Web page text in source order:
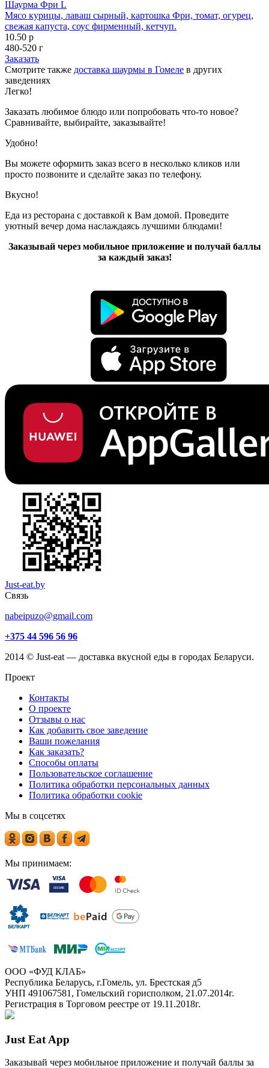
Шаурма Фри L
Мясо курицы, лаваш сырный, картошка Фри, томат, огурец,
свежая капуста, соус фирменный, кетчуп.
10.50 р
480-520 г
Заказать
Смотрите также доставка шаурмы в Гомеле в других
заведениях
Легко!
Заказать любимое блюдо или попробовать что-то новое?
Сравнивайте, выбирайте, заказывайте!
Удобно!
Вы можете оформить заказ всего в несколько кликов или
просто позвоните и сделайте заказ по телефону.
Вкусно!
Еда из ресторана с доставкой к Вам домой. Проведите
уютный вечер дома наслаждаясь лучшими блюдами!
Заказывай через мобильное приложение и получай баллы
за каждый заказ!
Just-eat.by
Связь
nabeipuzo@gmail.com
+375 44 596 56 96
2014 © Just-eat — доставка вкусной еды в городах Беларуси.
Проект
Контакты
О проекте
Отзывы о нас
Как добавить свое заведение
Ваши пожелания
Как заказать?
Способы оплаты
Пользовательское соглашение
Политика обработки персональных данных
Политика обработки cookie
Мы в соцсетях
Мы принимаем:
ООО «ФУД КЛАБ»
Республика Беларусь, г.Гомель, ул. Брестская д5
УНП 491067581, Гомельский горисполком, 21.07.2014г.
Регистрация в Торговом реестре от 19.11.2018г.
Just Eat App
Заказывай через мобильное приложение и получай баллы за